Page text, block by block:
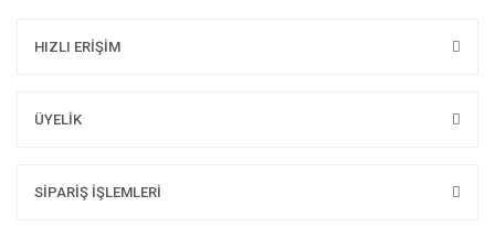
HIZLI ERİŞİM
ÜYELİK
SİPARİŞ İŞLEMLERİ